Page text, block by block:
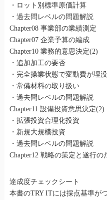
・ロット別標準原価計算
・過去問レベルの問題解説
Chapter08 事業部の業績測定
Chapter07 企業予算の編成
Chapter10 業務的意思決定(2)
・追加加工の要否
・完全操業状態で変動費が埋
・常備材料の取り扱い
・過去問レベルの問題解説
Chapter11 設備投資意思決定(2)
・拡張投資合理化投資
・新規大規模投資
・過去問レベルの問題解説
Chapter12 戦略の策定と遂行の
達成度チェックシート
本書のTRY ITには採点基準が